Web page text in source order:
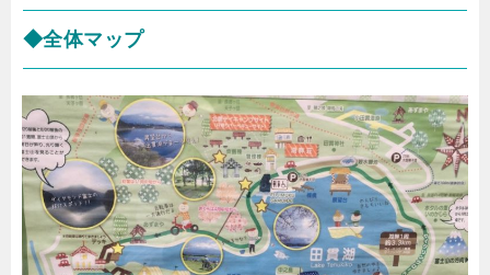
◆全体マップ